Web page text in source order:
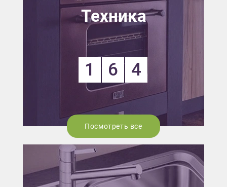
Техника
1 6 4
Посмотреть все